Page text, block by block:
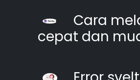
Cara
cepat dan